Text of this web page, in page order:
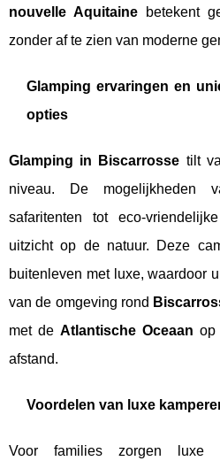
nouvelle Aquitainebetekent
zonder af te zien van moderne
Glamping ervaringen en
opties
Glamping in Biscarrosse tilt
niveau. De mogelijkheden
safaritenten tot eco-
uitzicht op de natuur. Deze
buitenleven met luxe, waardoor
van de omgeving rond
met de Atlantische Oceaan op
afstand.
Voordelen van luxe
Voor families zorgen luxe